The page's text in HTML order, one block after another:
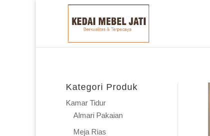
Kategori Produk
Kamar Tidur
Almari Pakaian
Meja Rias